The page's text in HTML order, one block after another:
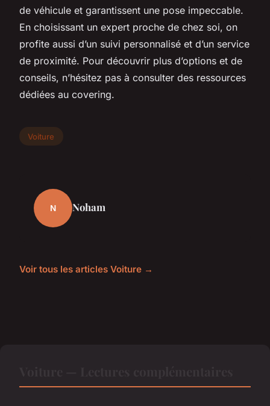
de véhicule et garantissent une pose impeccable.
En choisissant un expert proche de chez soi, on
profite aussi d’un suivi personnalisé et d’un service
de proximité. Pour découvrir plus d’options et de
conseils, n’hésitez pas à consulter des ressources
dédiées au covering.
Voiture
N Noham
Voir tous les articles Voiture →